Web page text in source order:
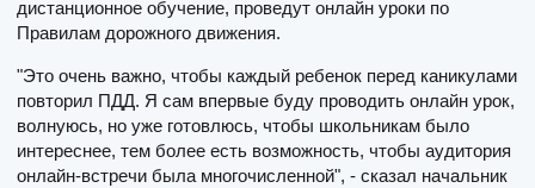
дистанционное обучение, проведут онлайн уроки по
Правилам дорожного движения.
"Это очень важно, чтобы каждый ребенок перед каникулами
повторил ПДД. Я сам впервые буду проводить онлайн урок,
волнуюсь, но уже готовлюсь, чтобы школьникам было
интереснее, тем более есть возможность, чтобы аудитория
онлайн-встречи была многочисленной", - сказал начальник